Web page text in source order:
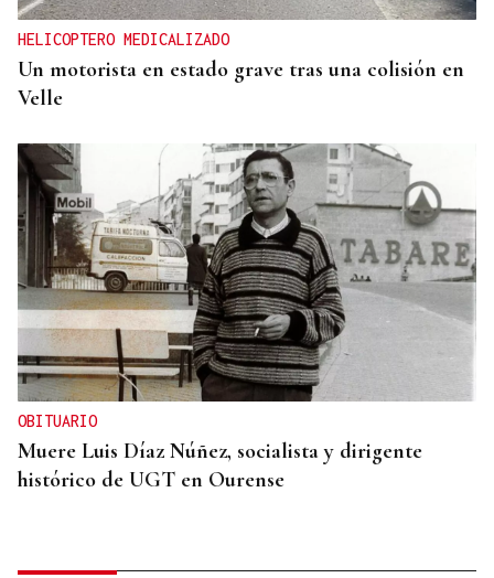
HELICOPTERO MEDICALIZADO
Un motorista en estado grave tras una colisión en
Velle
OBITUARIO
Muere Luis Díaz Núñez, socialista y dirigente
histórico de UGT en Ourense